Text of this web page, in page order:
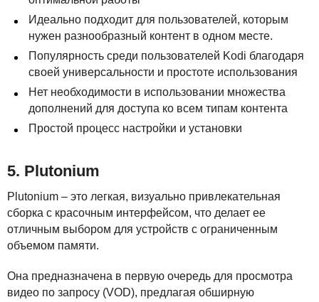
Идеально подходит для пользователей, которым
нужен разнообразный контент в одном месте.
Популярность среди пользователей Kodi благодаря
своей универсальности и простоте использования
Нет необходимости в использовании множества
дополнений для доступа ко всем типам контента
Простой процесс настройки и установки
5. Plutonium
Plutonium – это легкая, визуально привлекательная
сборка с красочным интерфейсом, что делает ее
отличным выбором для устройств с ограниченным
объемом памяти.
Она предназначена в первую очередь для просмотра
видео по запросу (VOD), предлагая обширную